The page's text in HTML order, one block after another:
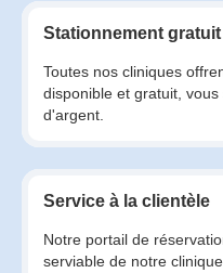
Stationnement gratuit
Toutes nos cliniques
disponible et gratuit,
d'argent.
Service à la clientèle
Notre portail de
serviable de notre